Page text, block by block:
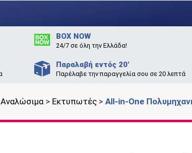
BOX NOW
24/7 σε όλη την Ελλάδα!
Παραλαβή εντός 20'
Παρέλαβε την παραγγελία σου σε 20 λεπτά
> Εκτυπωτές > All-in-One